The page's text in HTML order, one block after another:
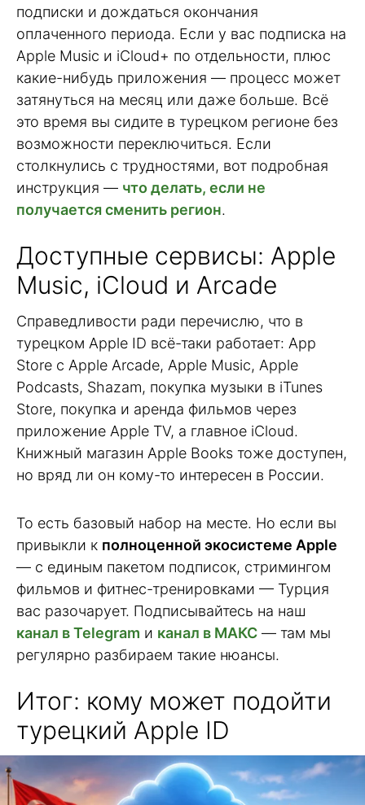
подписки и дождаться окончания
оплаченного периода. Если у вас подписка на
Apple Music и iCloud+ по отдельности, плюс
какие-нибудь приложения — процесс может
затянуться на месяц или даже больше. Всё
это время вы сидите в турецком регионе без
возможности переключиться. Если
столкнулись с трудностями, вот подробная
инструкция — что делать, если не
получается сменить регион.
Доступные сервисы: Apple
Music, iCloud и Arcade
Справедливости ради перечислю, что в
турецком Apple ID всё-таки работает: App
Store с Apple Arcade, Apple Music, Apple
Podcasts, Shazam, покупка музыки в iTunes
Store, покупка и аренда фильмов через
приложение Apple TV, а главное iCloud.
Книжный магазин Apple Books тоже доступен,
но вряд ли он кому-то интересен в России.
То есть базовый набор на месте. Но если вы
привыкли к полноценной экосистеме Apple
— с единым пакетом подписок, стримингом
фильмов и фитнес-тренировками — Турция
вас разочарует. Подписывайтесь на наш
канал в Telegram и канал в МАКС — там мы
регулярно разбираем такие нюансы.
Итог: кому может подойти
турецкий Apple ID